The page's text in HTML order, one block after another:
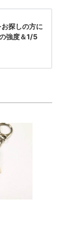
探しの方に
強度＆1/5